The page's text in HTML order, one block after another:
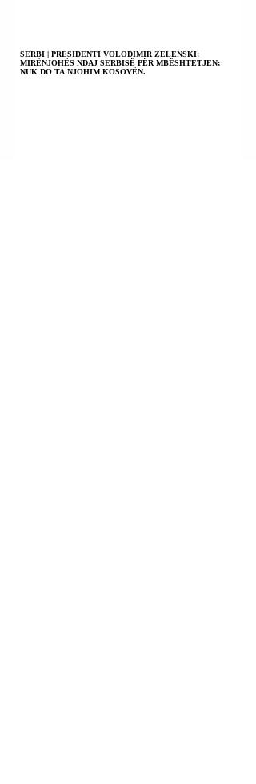
SERBI | PRESIDENTI VOLODIMIR ZELENSKI:
MIRËNJOHËS NDAJ SERBISË PËR MBËSHTETJEN;
NUK DO TA NJOHIM KOSOVËN.